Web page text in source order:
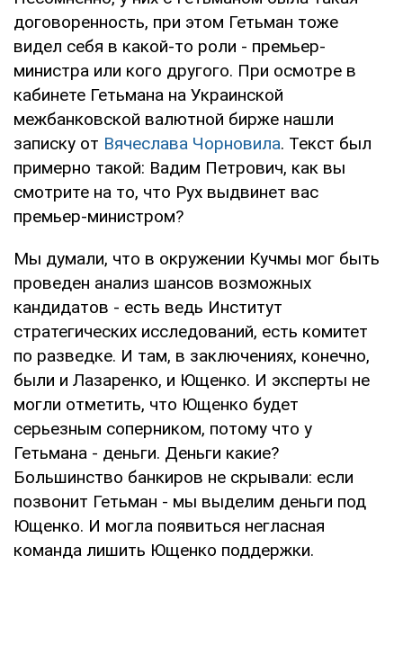
договоренность, при этом Гетьман тоже
видел себя в какой-то роли - премьер-
министра или кого другого. При осмотре в
кабинете Гетьмана на Украинской
межбанковской валютной бирже нашли
записку от Вячеслава Чорновила. Текст был
примерно такой: Вадим Петрович, как вы
смотрите на то, что Рух выдвинет вас
премьер-министром?
Мы думали, что в окружении Кучмы мог быть
проведен анализ шансов возможных
кандидатов - есть ведь Институт
стратегических исследований, есть комитет
по разведке. И там, в заключениях, конечно,
были и Лазаренко, и Ющенко. И эксперты не
могли отметить, что Ющенко будет
серьезным соперником, потому что у
Гетьмана - деньги. Деньги какие?
Большинство банкиров не скрывали: если
позвонит Гетьман - мы выделим деньги под
Ющенко. И могла появиться негласная
команда лишить Ющенко поддержки.